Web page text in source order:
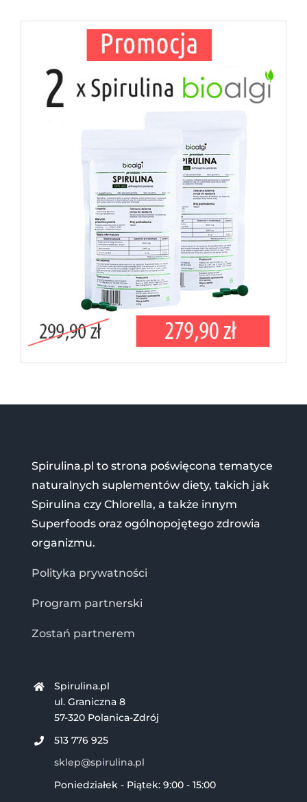
Spirulina.pl to strona poświęcona tematyce
naturalnych suplementów diety, takich jak
Spirulina czy Chlorella, a także innym
Superfoods oraz ogólnopojętego zdrowia
organizmu.
Polityka prywatności
Program partnerski
Zostań partnerem
Spirulina.pl
ul. Graniczna 8
57-320 Polanica-Zdrój
513 776 925
sklep@spirulina.pl
Poniedziałek - Piątek: 9:00 - 15:00